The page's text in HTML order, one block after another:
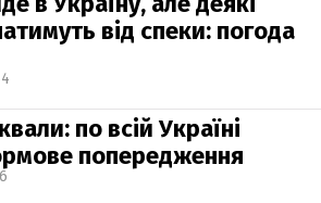
від спеки: погода
по всій Україні
попередження